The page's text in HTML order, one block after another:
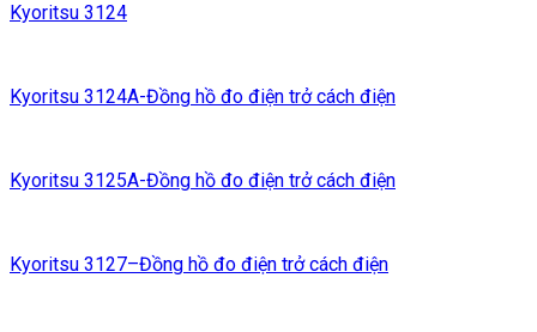
Kyoritsu 3124
Kyoritsu 3124A-Đồng hồ đo điện trở cách điện
Kyoritsu 3125A-Đồng hồ đo điện trở cách điện
Kyoritsu 3127–Đồng hồ đo điện trở cách điện